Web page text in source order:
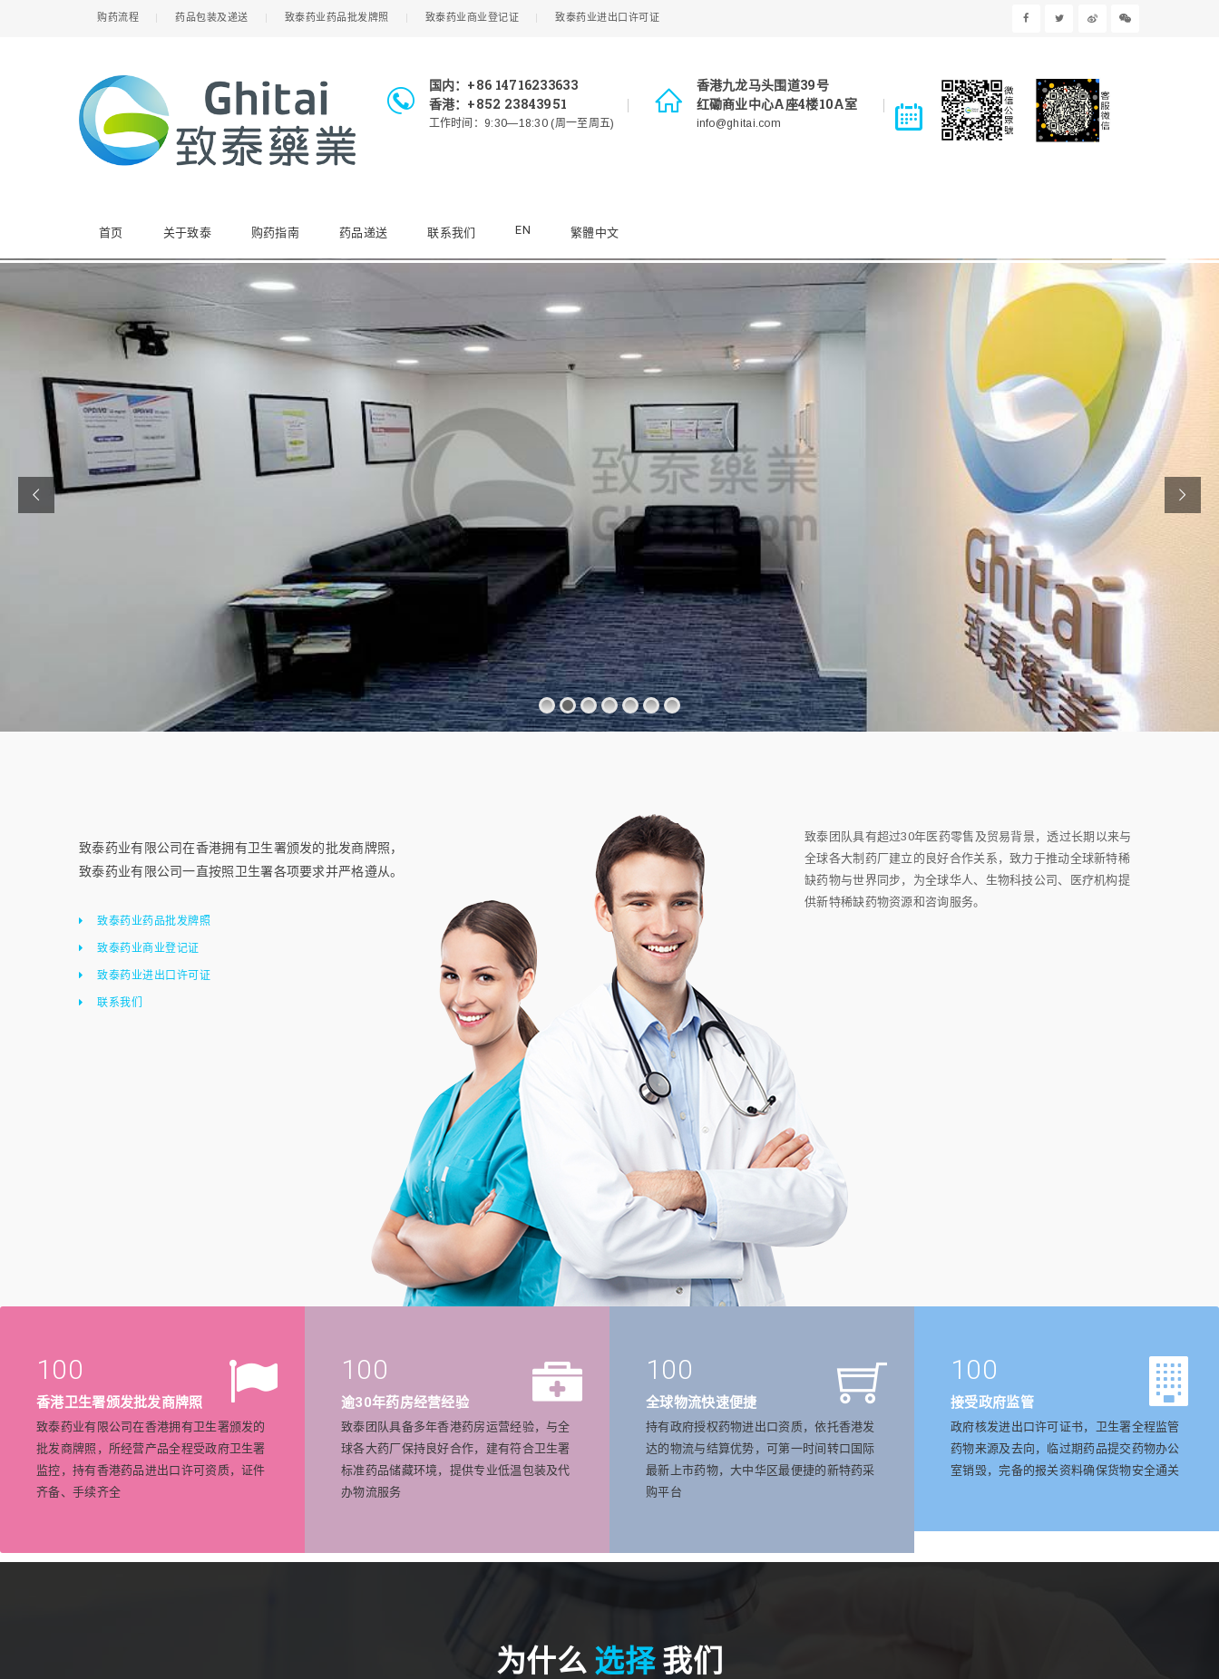
购药流程 药品包装及递送 致泰药业药品批发牌照 致泰药业商业登记证 致泰药业进出口许可证
国内：+86 14716233633
香港：+852 23843951
工作时间：9:30—18:30 (周一至周五)
香港九龙马头围道39号
红磡商业中心A座4楼10A室
info@ghitai.com
首页 关于致泰 购药指南 药品递送 联系我们 EN 繁體中文
致泰药业有限公司在香港拥有卫生署颁发的批发商牌照，
致泰药业有限公司一直按照卫生署各项要求并严格遵从。
致泰药业药品批发牌照
致泰药业商业登记证
致泰药业进出口许可证
联系我们
致泰团队具有超过30年医药零售及贸易背景，透过长期以来与
全球各大制药厂建立的良好合作关系，致力于推动全球新特稀
缺药物与世界同步，为全球华人、生物科技公司、医疗机构提
供新特稀缺药物资源和咨询服务。
100
香港卫生署颁发批发商牌照
致泰药业有限公司在香港拥有卫生署颁发的
批发商牌照，所经营产品全程受政府卫生署
监控，持有香港药品进出口许可资质，证件
齐备、手续齐全
100
逾30年药房经营经验
致泰团队具备多年香港药房运营经验，与全
球各大药厂保持良好合作，建有符合卫生署
标准药品储藏环境，提供专业低温包装及代
办物流服务
100
全球物流快速便捷
持有政府授权药物进出口资质，依托香港发
达的物流与结算优势，可第一时间转口国际
最新上市药物，大中华区最便捷的新特药采
购平台
100
接受政府监管
政府核发进出口许可证书，卫生署全程监管
药物来源及去向，临过期药品提交药物办公
室销毁，完备的报关资料确保货物安全通关
为什么 选择我们